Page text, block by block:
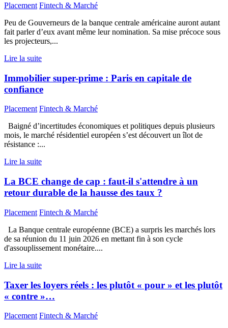
Placement Fintech & Marché
Peu de Gouverneurs de la banque centrale américaine auront autant
fait parler d’eux avant même leur nomination. Sa mise précoce sous
les projecteurs,...
Lire la suite
Immobilier super-prime : Paris en capitale de
confiance
Placement Fintech & Marché
Baigné d’incertitudes économiques et politiques depuis plusieurs
mois, le marché résidentiel européen s’est découvert un îlot de
résistance :...
Lire la suite
La BCE change de cap : faut-il s'attendre à un
retour durable de la hausse des taux ?
Placement Fintech & Marché
La Banque centrale européenne (BCE) a surpris les marchés lors
de sa réunion du 11 juin 2026 en mettant fin à son cycle
d'assouplissement monétaire....
Lire la suite
Taxer les loyers réels : les plutôt « pour » et les plutôt
« contre »…
Placement Fintech & Marché